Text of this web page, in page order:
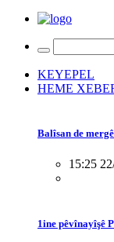
KEYEPEL
HEME
Balîsan de
15:25
1ine pêvînayîşê